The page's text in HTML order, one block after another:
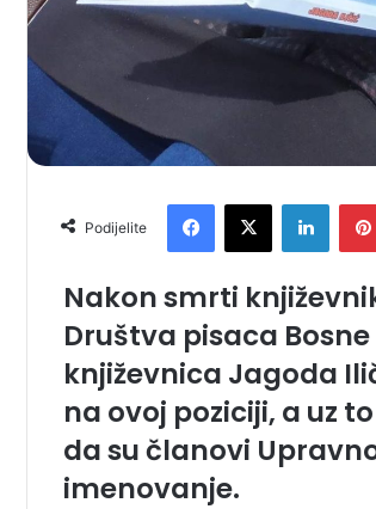
Podijelite
Nakon smrti
Društva pisaca
književnica Jagoda
na ovoj poziciji, a uz
da su članovi
imenovanje.